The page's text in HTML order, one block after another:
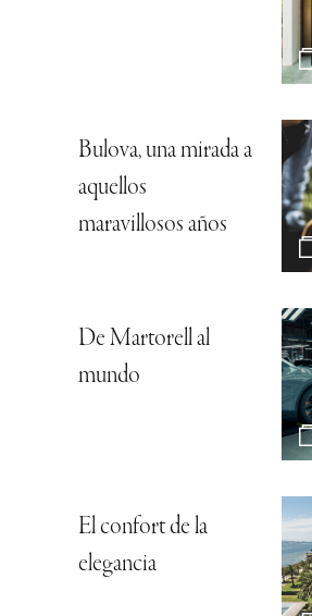
Bulova, una mirada a
aquellos
maravillosos años
De Martorell al
mundo
El confort de la
elegancia